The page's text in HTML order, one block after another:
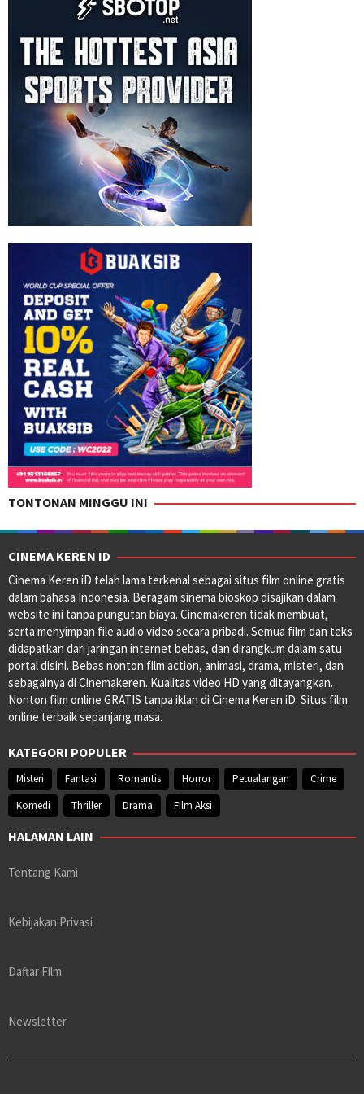
TONTONAN MINGGU INI
CINEMA KEREN ID
Cinema Keren iD telah lama terkenal sebagai situs film online gratis
dalam bahasa Indonesia. Beragam sinema bioskop disajikan dalam
website ini tanpa pungutan biaya. Cinemakeren tidak membuat,
serta menyimpan file audio video secara pribadi. Semua film dan teks
didapatkan dari jaringan internet bebas, dan dirangkum dalam satu
portal disini. Bebas nonton film action, animasi, drama, misteri, dan
sebagainya di Cinemakeren. Kualitas video HD yang ditayangkan.
Nonton film online GRATIS tanpa iklan di Cinema Keren iD. Situs film
online terbaik sepanjang masa.
KATEGORI POPULER
Misteri Fantasi Romantis Horror Petualangan
Crime
Komedi
Thriller Drama Film Aksi
HALAMAN LAIN
Tentang Kami
Kebijakan Privasi
Daftar Film
Newsletter